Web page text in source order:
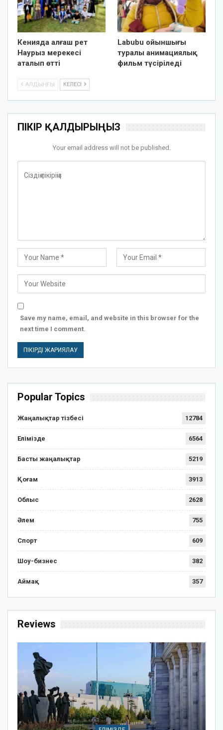
Кенияда алғаш рет
Наурыз мерекесі
аталып өтті
Labubu ойыншығы
туралы анимациялық
фильм түсіріледі
АЛДЫҢҒЫ КЕЛЕСІ
ПІКІР ҚАЛДЫРЫҢЫЗ
Your email address will not be published.
Save my name, email, and website in this browser for the
next time I comment.
Popular Topics
Жаңалықтар тізбесі 12784
Елімізде 6564
Басты жаңалықтар 5219
Қоғам 3913
Облыс 2628
Әлем 755
Спорт 609
Шоу-бизнес 382
Аймақ 357
Reviews